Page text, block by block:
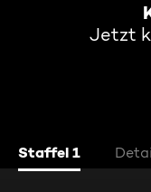
Jetzt
Staffel 1